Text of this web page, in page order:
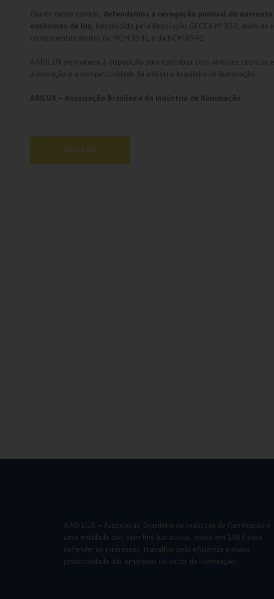
Diante desse cenário, defendemos a revogação pontual do
emissores de luz, introduzido pela Resolução GECEX nº 852, além
componentes dentro da NCM 8541 e da NCM 8542.
A ABILUX permanece à disposição para contribuir com análises
a inovação e a competitividade da indústria brasileira de iluminação.
ABILUX – Associação Brasileira da Indústria de Iluminação
VOLTAR
A ABILUX – Associação Brasileira da Indústria de Iluminação é
uma entidade civil sem fins lucrativos, criada em 1985 para
defender os interesses, trabalhar pela eficiência e maior
produtividade das empresas do setor de iluminação.